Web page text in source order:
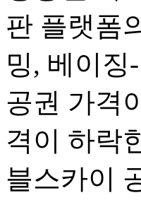
판 플랫폼
밍, 베이징
공권 가격
격이 하락
블스카이